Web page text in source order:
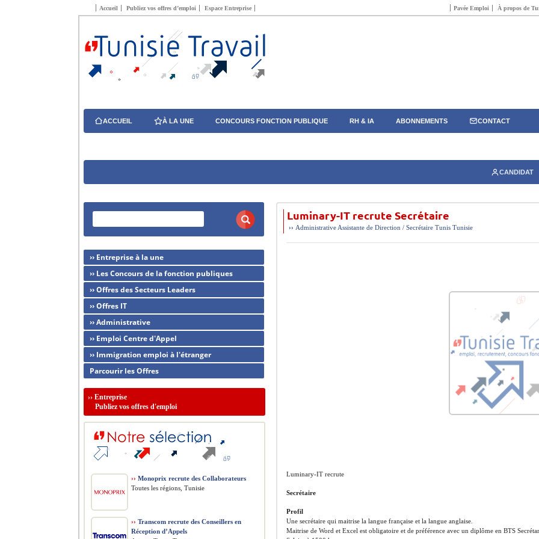
Accueil Publiez vos offres d’emploi Espace Entreprise Pavée Emploi À propos de
ACCUEIL À LA UNE CONCOURS FONCTION PUBLIQUE RH & IA ABONNEMENTS CONTACT
CANDIDAT
Luminary-IT recrute Secrétaire
›› Administrative Assistante de Direction / Secrétaire Tunis Tunisie
Luminary-IT recrute
Secrétaire
Profil
Une secrétaire qui maitrise la langue française et la langue anglaise.
Maitrise de Word et Excel est obligatoire et de préférence avec un diplôme en BTS
›› Entreprise à la une
›› Les Concours de la fonction publiques
›› Offres des Secteurs Leaders
›› Offres IT
›› Administrative
›› Emploi Centre d'Appel
›› Immigration emploi à l'étranger
Parcourir les Offres
›› Entreprise
Publiez vos offres d'emploi
›› Monoprix recrute des Collaborateurs
Toutes les régions, Tunisie
›› Transcom recrute des Conseillers en
Réception d’Appels